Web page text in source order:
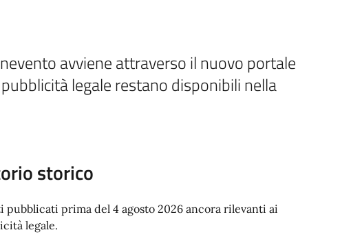
avviene attraverso il nuovo portale
legale restano disponibili nella
storico
pubblicati prima del 4 agosto 2026 ancora rilevanti ai
legale.